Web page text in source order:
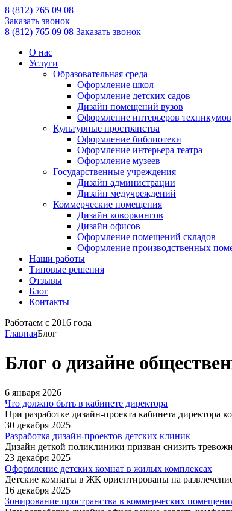
8 (812) 765 09 08
Заказать звонок
8 (812) 765 09 08 Заказать звонок
О нас
Услуги
Образовательная среда
Оформление школ
Оформление детских садов
Дизайн помещений вузов
Оформление интерьеров техникумов
Культурные пространства
Оформление библиотеки
Оформление интерьера театра
Оформление музеев
Государственные учреждения
Дизайн администрации
Дизайн медучреждений
Коммерческие помещения
Дизайн коворкингов
Дизайн офисов
Оформление помещений складов
Оформление производственных
Наши работы
Типовые решения
Отзывы
Блог
Контакты
Работаем с 2016 года
ГлавнаяБлог
Блог о дизайне
6 января 2026
Что должно быть в кабинете директора
При разработке дизайн-проекта кабинета директора
30 декабря 2025
Разработка дизайн-проектов детских клиник
Дизайн деткой поликлиники призван снизить
23 декабря 2025
Оформление детских комнат в жилых комплексах
Детские комнаты в ЖК ориентированы на
16 декабря 2025
Зонирование пространства в коммерческих